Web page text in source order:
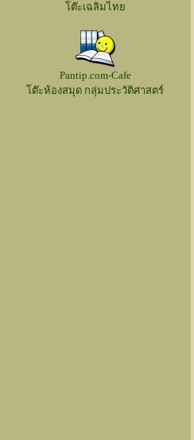
โต๊ะเฉลิมไทย
Pantip.com-Cafe
โต๊ะห้องสมุด กลุ่มประวัติศาสตร์